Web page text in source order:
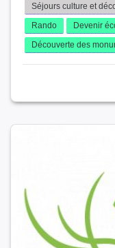
Séjours culture et
Rando
Devenir
Découverte des